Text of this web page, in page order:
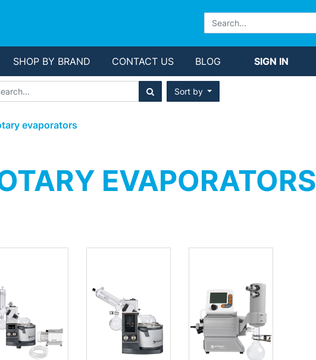
SHOP BY BRAND CONTACT US BLOG SIGN IN
Sort by
evaporators
EVAPORATORS